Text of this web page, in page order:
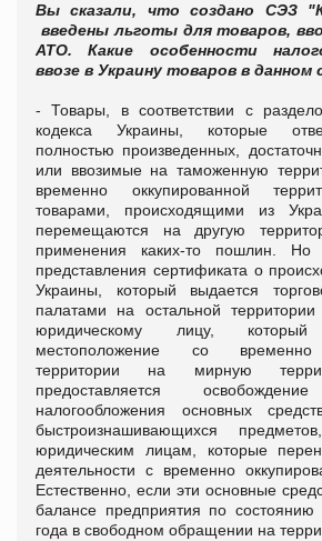
Вы сказали, что создано СЭЗ
введены льготы для товаров,
АТО. Какие особенности
ввозе в Украину товаров в данном
- Товары, в соответствии с
кодекса Украины, которые
полностью произведенных,
или ввозимые на таможенную
временно оккупированной
товарами, происходящими из
перемещаются на другую
применения каких-то пошлин. Но
представления сертификата о
Украины, который выдается
палатами на остальной
юридическому лицу,
местоположение со временно
территории на мирную
предоставляется
налогообложения основных
быстроизнашивающихся
юридическим лицам, которые
деятельности с временно
Естественно, если эти основные
балансе предприятия по
года в свободном обращении на